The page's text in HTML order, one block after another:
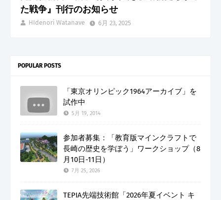
た戦争』刊行のお知らせ
HIdenori Watanave 6月 23, 2025
POPULAR POSTS
「東京オリンピック1964アーカイブ」を
試作中
5月 19, 2014
参加者募集：「教育版マインクラフトで
長崎の歴史を学ぼう」ワークショップ（8
月10日-11日）
7月 25, 2026
TEPIA先端技術館「2026年夏イベント キ